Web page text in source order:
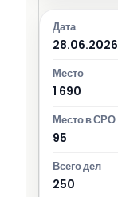
28.06.2026
1 690
95
250